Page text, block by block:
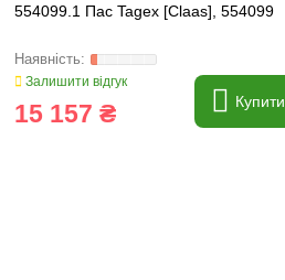
554099.1 Пас Tagex [Claas], 554099
Залишити відгук
15 157 ₴ Купити